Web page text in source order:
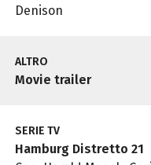
Denison
ALTRO
Movie trailer
SERIE TV
Hamburg Distretto 21